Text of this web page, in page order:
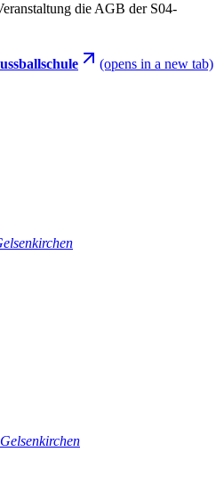
die AGB der S04-
(opens in a new tab)